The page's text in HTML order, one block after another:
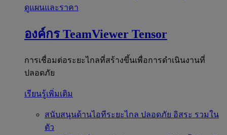
ดูแผนและราคา
องค์กร TeamViewer Tensor
การเชื่อมต่อระยะไกลที่สร้างขึ้นเพื่อการดำเนินงานที่
ปลอดภัย
เรียนรู้เพิ่มเติม
สนับสนุนด้านไอทีระยะไกล ปลอดภัย อิสระ รวมใน
ตัว